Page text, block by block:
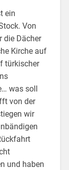
ein
Von
die Dächer
Kirche auf
türkischer
was soll
von der
wir
und haben